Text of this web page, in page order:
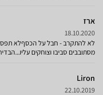
ממכשיר זה פשוט מאכזב
ארז
18.10.2020
לא להתקרב - חבל על הכסףלא תפס
מסתובבים סביבו וצוחקים
Liron
22.10.2019